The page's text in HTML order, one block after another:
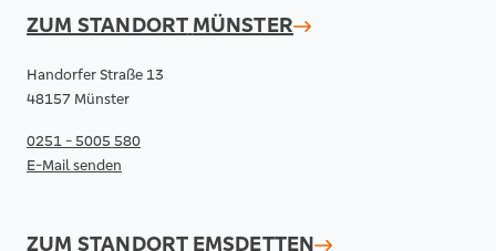
ZUM STANDORT MÜNSTER
Handorfer Straße 13
48157 Münster
0251 - 5005 580
E-Mail senden
ZUM STANDORT EMSDETTEN